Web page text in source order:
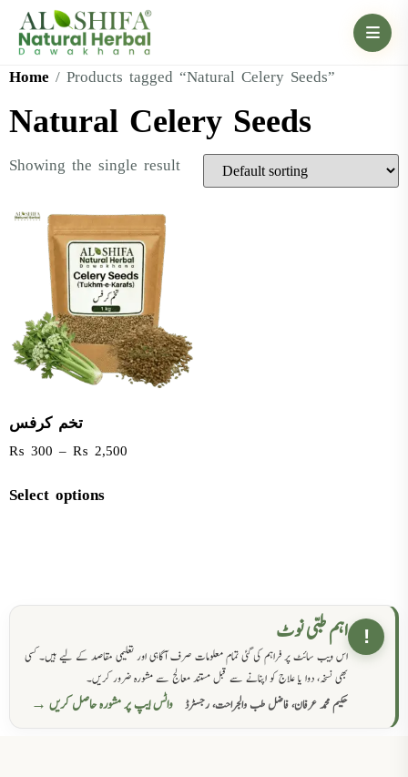
Home / Products tagged “Natural Celery Seeds”
Natural Celery Seeds
Showing the single result
تخم کرفس
₨ 300 – ₨ 2,500
Select options
! اہم طبی نوٹ
اس ویب سائٹ پر فراہم کی گئی تمام معلومات صرف آگاہی اور تعلیمی مقاصد کے لیے ہیں۔ کسی
بھی نسخہ، دوا یا علاج کو اپنانے سے قبل مستند معالج سے مشورہ ضرور کریں۔
حکیم محمد عرفان، فاضل طب والجراحت، رجسٹرڈ
واٹس ایپ پر مشورہ حاصل کریں →